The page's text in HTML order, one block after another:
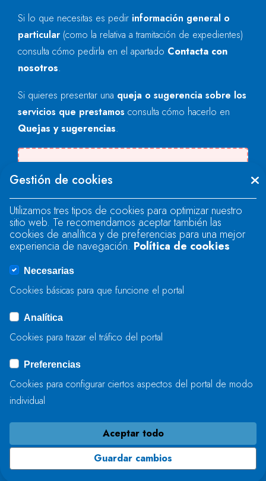
Si lo que necesitas es pedir información general o
particular (como la relativa a tramitación de expedientes)
consulta cómo pedirla en el apartado Contacta con
nosotros.
Si quieres presentar una queja o sugerencia sobre los
servicios que prestamos consulta cómo hacerlo en
Quejas y sugerencias.
"text".
Se produjo un error al cargar el campo
"text".
Se produjo un error al cargar el campo
ENVIAR
Gestión de cookies
Utilizamos tres tipos de cookies para optimizar nuestro
sitio web. Te recomendamos aceptar también las
cookies de analítica y de preferencias para una mejor
experiencia de navegación. Política de cookies
Necesarias
Cookies básicas para que funcione el portal
Analítica
Cookies para trazar el tráfico del portal
Preferencias
Cookies para configurar ciertos aspectos del portal de modo
individual
Aceptar todo
Guardar cambios